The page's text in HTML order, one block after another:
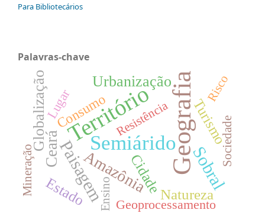
Para Bibliotecários
Palavras-chave
Geografia
Território
Semiárido
Sobral
Paisagem
Ceará Amazônia
Globalização Urbanização
Turismo
Cidade Natureza
Estado
Consumo
Lugar
Geoprocessamento
Resistência
Risco
Sociedade
Mineração Ensino